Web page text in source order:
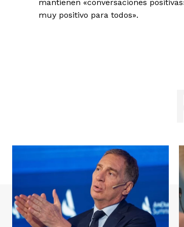
mantienen «conversaciones
muy positivo para todos».